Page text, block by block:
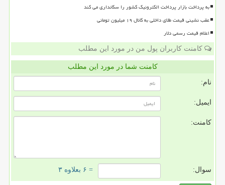
به پرداخت بازار پرداخت الکترونیک کشور را سکانداری می کند
عقب نشینی قیمت طلای داخلی به کانال ۱۹ میلیون تومانی
اعلام قیمت رسمی دلار
کامنت کاربران پول من در مورد این مطلب
کامنت شما در مورد این مطلب
نام:
ایمیل:
کامنت:
سوال: = ۶ بعلاوه ۳